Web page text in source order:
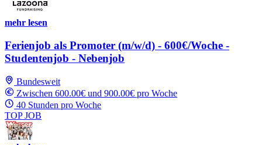
mehr lesen
Ferienjob als Promoter (m/w/d) - 600€/Woche -
Studentenjob - Nebenjob
Bundesweit
Zwischen 600.00€ und 900.00€ pro Woche
40 Stunden pro Woche
TOP JOB